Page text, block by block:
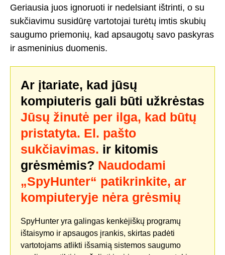
Geriausia juos ignoruoti ir nedelsiant ištrinti, o su
sukčiavimu susidūrę vartotojai turėtų imtis skubių
saugumo priemonių, kad apsaugotų savo paskyras
ir asmeninius duomenis.
Ar įtariate, kad jūsų
kompiuteris gali būti užkrėstas
Jūsų žinutė per ilga, kad būtų
pristatyta. El. pašto
sukčiavimas. ir kitomis
grėsmėmis? Naudodami
„SpyHunter“ patikrinkite, ar
kompiuteryje nėra grėsmių
SpyHunter yra galingas kenkėjiškų programų
ištaisymo ir apsaugos įrankis, skirtas padėti
vartotojams atlikti išsamią sistemos saugumo